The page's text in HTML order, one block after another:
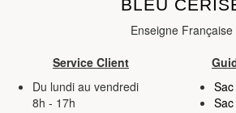
BLEU
Enseigne Française
Service Client
Du lundi au vendredi
8h - 17h